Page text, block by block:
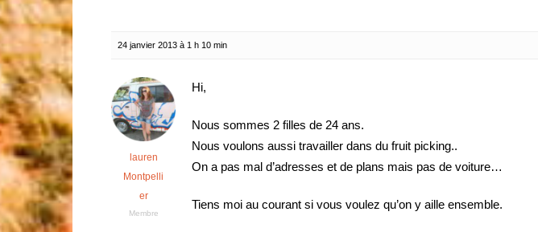
24 janvier 2013 à 1 h 10 min
lauren
Montpelli
er
Membre
Hi,
Nous sommes 2 filles de 24 ans.
Nous voulons aussi travailler dans du fruit picking..
On a pas mal d’adresses et de plans mais pas de voiture…
Tiens moi au courant si vous voulez qu’on y aille ensemble.